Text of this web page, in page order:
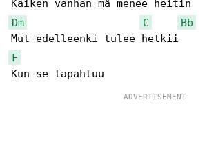
Dm
C
Bb
F